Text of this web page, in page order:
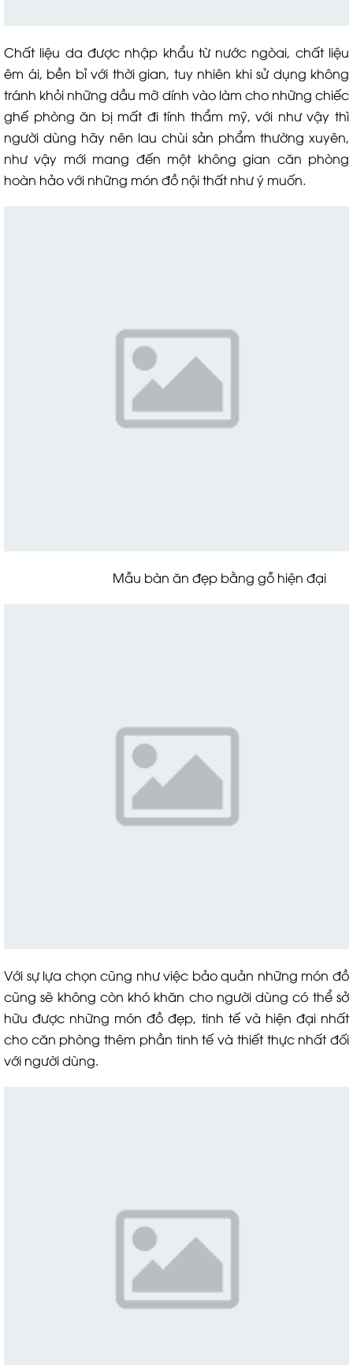
Chất liệu da được nhập khẩu từ nước ngòai, chất liệu
êm ái, bền bỉ với thời gian, tuy nhiên khi sử dụng không
tránh khỏi những dầu mỡ dính vào làm cho những chiếc
ghế phòng ăn bị mất đi tính thẩm mỹ, với như vậy thì
người dùng hãy nên lau chùi sản phẩm thường xuyên,
như vậy mới mang đến một không gian căn phòng
hoàn hảo với những món đồ nội thất như ý muốn.
Mẫu bàn ăn đẹp bằng gỗ hiện đại
Với sự lựa chọn cũng như việc bảo quản những món đồ
cũng sẽ không còn khó khăn cho người dùng có thể sở
hữu được những món đồ đẹp, tinh tế và hiện đại nhất
cho căn phòng thêm phần tinh tế và thiết thực nhất đối
với người dùng.